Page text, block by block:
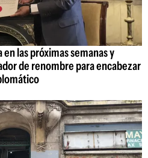
las próximas semanas y
de renombre para encabezar